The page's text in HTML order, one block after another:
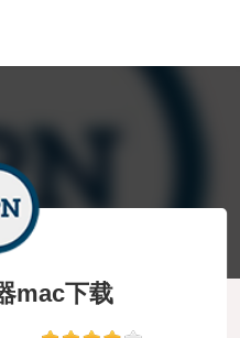
mac下载